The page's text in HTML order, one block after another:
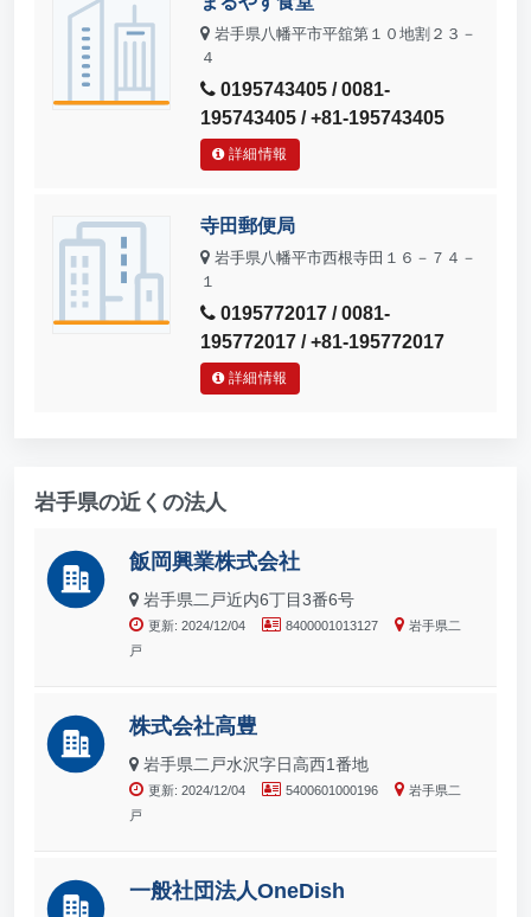
岩手県八幡平市平舘第１０地割２３－
４
0195743405 / 0081-
195743405 / +81-195743405
詳細情報
寺田郵便局
岩手県八幡平市西根寺田１６－７４－
１
0195772017 / 0081-
195772017 / +81-195772017
詳細情報
岩手県の近くの法人
飯岡興業株式会社
岩手県二戸近内6丁目3番6号
更新: 2024/12/04 8400001013127
岩手県二
戸
株式会社高豊
岩手県二戸水沢字日高西1番地
更新: 2024/12/04 5400601000196
岩手県二
戸
一般社団法人OneDish